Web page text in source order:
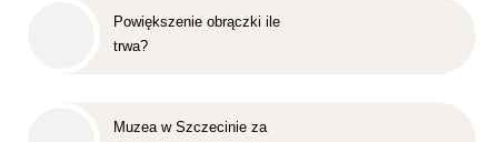
Powiększenie obrączki ile
trwa?
Muzea w Szczecinie za